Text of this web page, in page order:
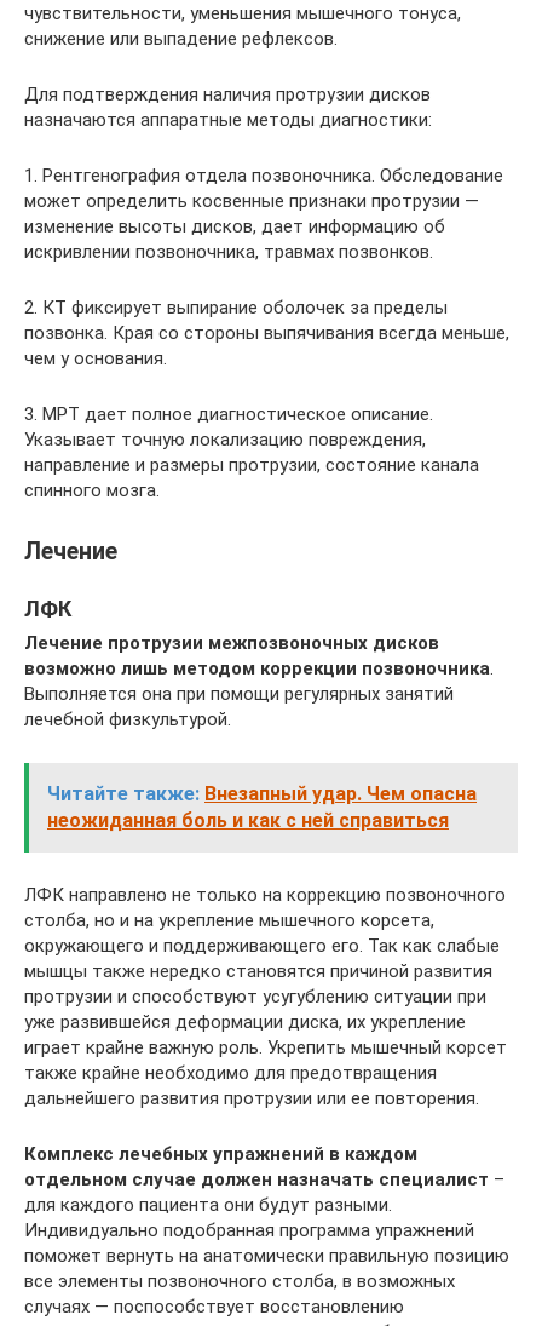
чувствительности, уменьшения мышечного тонуса,
снижение или выпадение рефлексов.
Для подтверждения наличия протрузии дисков
назначаются аппаратные методы диагностики:
1. Рентгенография отдела позвоночника. Обследование
может определить косвенные признаки протрузии —
изменение высоты дисков, дает информацию об
искривлении позвоночника, травмах позвонков.
2. КТ фиксирует выпирание оболочек за пределы
позвонка. Края со стороны выпячивания всегда меньше,
чем у основания.
3. МРТ дает полное диагностическое описание.
Указывает точную локализацию повреждения,
направление и размеры протрузии, состояние канала
спинного мозга.
Лечение
ЛФК
Лечение протрузии межпозвоночных дисков
возможно лишь методом коррекции позвоночника.
Выполняется она при помощи регулярных занятий
лечебной физкультурой.
Читайте также: Внезапный удар. Чем опасна
неожиданная боль и как с ней справиться
ЛФК направлено не только на коррекцию позвоночного
столба, но и на укрепление мышечного корсета,
окружающего и поддерживающего его. Так как слабые
мышцы также нередко становятся причиной развития
протрузии и способствуют усугублению ситуации при
уже развившейся деформации диска, их укрепление
играет крайне важную роль. Укрепить мышечный корсет
также крайне необходимо для предотвращения
дальнейшего развития протрузии или ее повторения.
Комплекс лечебных упражнений в каждом
отдельном случае должен назначать специалист –
для каждого пациента они будут разными.
Индивидуально подобранная программа упражнений
поможет вернуть на анатомически правильную позицию
все элементы позвоночного столба, в возможных
случаях — поспособствует восстановлению